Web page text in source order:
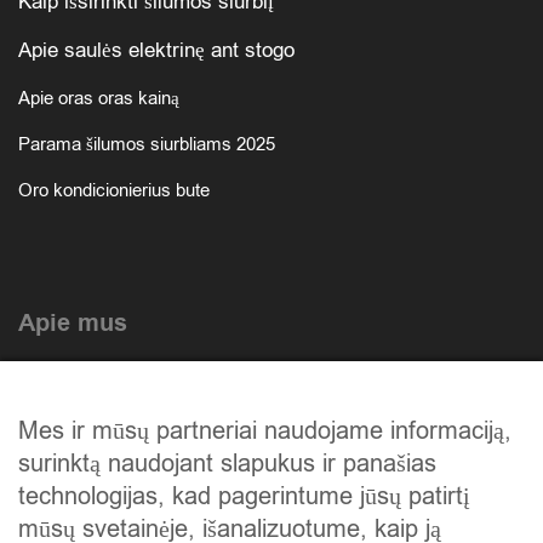
Apie saulės elektrinę ant stogo
Apie oras oras kainą
Parama šilumos siurbliams 2025
Oro kondicionierius bute
Apie mus
Mūsų istorija
Privatumo politika
Slapukų politika
Mes ir mūsų partneriai naudojame informaciją,
surinktą naudojant slapukus ir panašias
technologijas, kad pagerintume jūsų patirtį
mūsų svetainėje, išanalizuotume, kaip ją